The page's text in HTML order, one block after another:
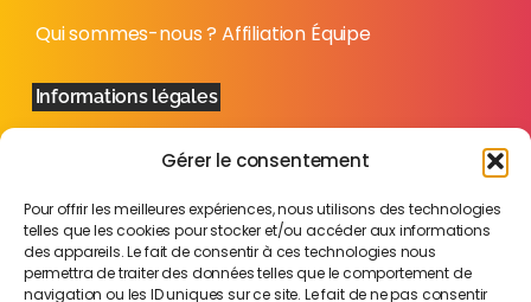
Gérer le consentement
Pour offrir les meilleures expériences, nous utilisons des technologies
telles que les cookies pour stocker et/ou accéder aux informations
des appareils. Le fait de consentir à ces technologies nous
permettra de traiter des données telles que le comportement de
navigation ou les ID uniques sur ce site. Le fait de ne pas consentir
Qui sommes-nous ? Affiliation Équipe
Informations légales
Mentions légales Politique de confidentialité